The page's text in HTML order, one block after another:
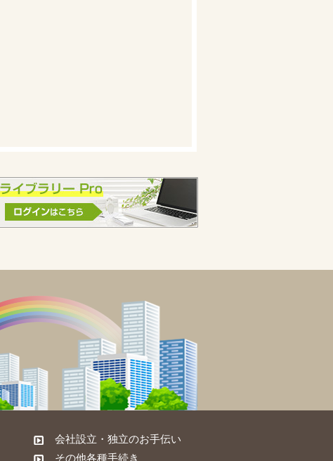
会社設立・独立のお手伝い
その他各種手続き